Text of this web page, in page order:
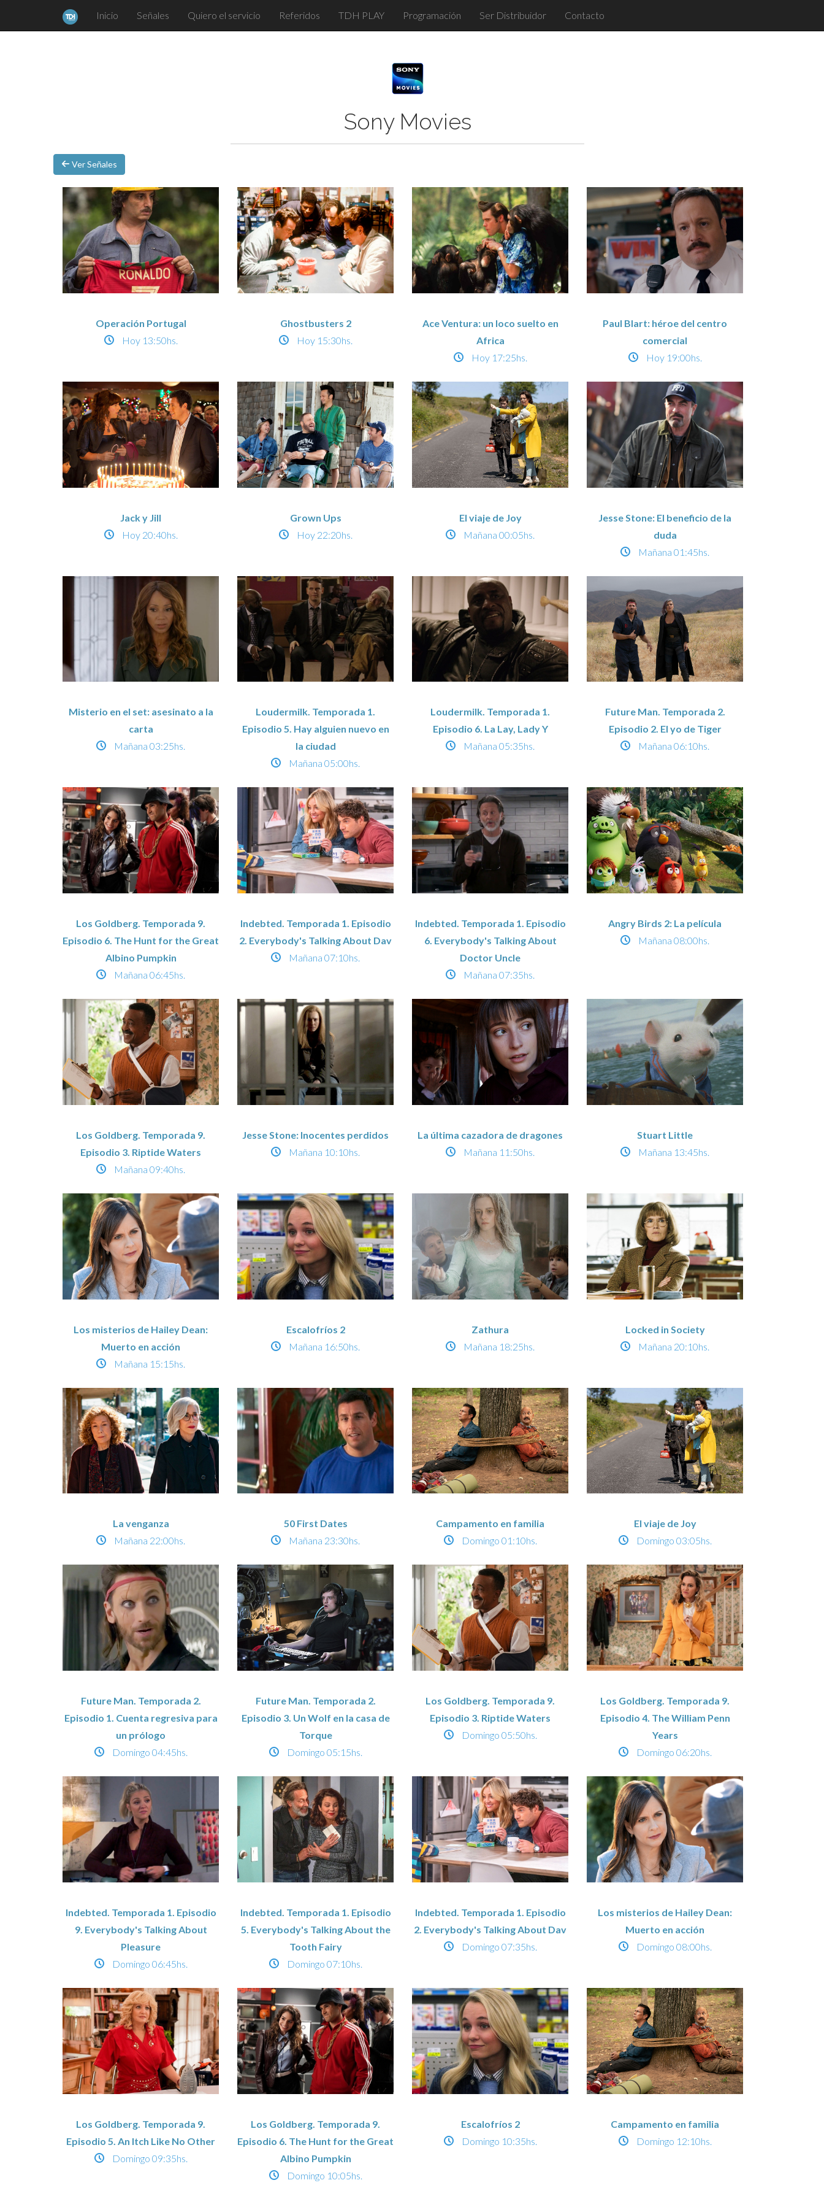
Inicio Señales Quiero el servicio Referidos TDH PLAY Programación Ser Distribuidor Contacto
Sony Movies
Ver Señales
Operación Portugal
Hoy13:50hs.
Ghostbusters 2
Hoy15:30hs.
Ace Ventura: un loco suelto en
Africa
Hoy17:25hs.
Paul Blart: héroe del centro
comercial
Hoy19:00hs.
Jack y Jill
Hoy20:40hs.
Grown Ups
Hoy22:20hs.
El viaje de Joy
Mañana 00:05hs.
Jesse Stone: El beneficio de la
duda
Mañana 01:45hs.
Misterio en el set: asesinato a la
carta
Mañana 03:25hs.
Loudermilk. Temporada 1.
Episodio 5. Hay alguien nuevo en
la ciudad
Mañana 05:00hs.
Loudermilk. Temporada 1.
Episodio 6. La Lay, Lady Y
Mañana 05:35hs.
Future Man. Temporada 2.
Episodio 2. El yo de Tiger
Mañana 06:10hs.
Los Goldberg. Temporada 9.
Episodio 6. The Hunt for the Great
Albino Pumpkin
Mañana 06:45hs.
Indebted. Temporada 1. Episodio
2. Everybody's Talking About Dav
Mañana 07:10hs.
Indebted. Temporada 1. Episodio
6. Everybody's Talking About
Doctor Uncle
Mañana 07:35hs.
Angry Birds 2: La película
Mañana 08:00hs.
Los Goldberg. Temporada 9.
Episodio 3. Riptide Waters
Mañana 09:40hs.
Jesse Stone: Inocentes perdidos
Mañana 10:10hs.
La última cazadora de dragones
Mañana 11:50hs.
Stuart Little
Mañana 13:45hs.
Los misterios de Hailey Dean:
Muerto en acción
Mañana 15:15hs.
Escalofríos 2
Mañana 16:50hs.
Zathura
Mañana 18:25hs.
Locked in Society
Mañana 20:10hs.
La venganza
Mañana 22:00hs.
50 First Dates
Mañana 23:30hs.
Campamento en familia
Domingo 01:10hs.
El viaje de Joy
Domingo 03:05hs.
Future Man. Temporada 2.
Episodio 1. Cuenta regresiva para
un prólogo
Domingo 04:45hs.
Future Man. Temporada 2.
Episodio 3. Un Wolf en la casa de
Torque
Domingo 05:15hs.
Los Goldberg. Temporada 9.
Episodio 3. Riptide Waters
Domingo 05:50hs.
Los Goldberg. Temporada 9.
Episodio 4. The William Penn
Years
Domingo 06:20hs.
Indebted. Temporada 1. Episodio
9. Everybody's Talking About
Pleasure
Domingo 06:45hs.
Indebted. Temporada 1. Episodio
5. Everybody's Talking About the
Tooth Fairy
Domingo 07:10hs.
Indebted. Temporada 1. Episodio
2. Everybody's Talking About Dav
Domingo 07:35hs.
Los misterios de Hailey Dean:
Muerto en acción
Domingo 08:00hs.
Los Goldberg. Temporada 9.
Episodio 5. An Itch Like No Other
Domingo 09:35hs.
Los Goldberg. Temporada 9.
Episodio 6. The Hunt for the Great
Albino Pumpkin
Domingo 10:05hs.
Escalofríos 2
Domingo 10:35hs.
Campamento en familia
Domingo 12:10hs.